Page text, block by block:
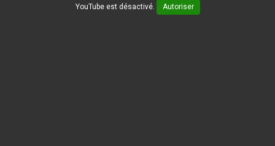
YouTube est désactivé. Autoriser